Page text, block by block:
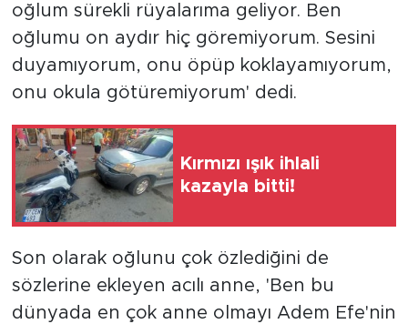
oğlum sürekli rüyalarıma geliyor. Ben
oğlumu on aydır hiç göremiyorum. Sesini
duyamıyorum, onu öpüp koklayamıyorum,
onu okula götüremiyorum' dedi.
Kırmızı ışık ihlali
kazayla bitti!
Son olarak oğlunu çok özlediğini de
sözlerine ekleyen acılı anne, 'Ben bu
dünyada en çok anne olmayı Adem Efe'nin